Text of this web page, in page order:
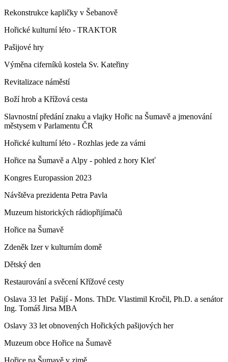
Rekonstrukce kapličky v Šebanově
Hořické kulturní léto - TRAKTOR
Pašijové hry
Výměna ciferníků kostela Sv. Kateřiny
Revitalizace náměstí
Boží hrob a Křížová cesta
Slavnostní předání znaku a vlajky Hořic na Šumavě a jmenování
městysem v Parlamentu ČR
Hořické kulturní léto - Rozhlas jede za vámi
Hořice na Šumavě a Alpy - pohled z hory Kleť
Kongres Europassion 2023
Návštěva prezidenta Petra Pavla
Muzeum historických rádiopřijímačů
Hořice na Šumavě
Zdeněk Izer v kulturním domě
Dětský den
Restaurování a svěcení Křížové cesty
Oslava 33 let Pašijí - Mons. ThDr. Vlastimil Kročil, Ph.D. a senátor
Ing. Tomáš Jirsa MBA
Oslavy 33 let obnovených Hořických pašijových her
Muzeum obce Hořice na Šumavě
Hořice na Šumavě v zimě